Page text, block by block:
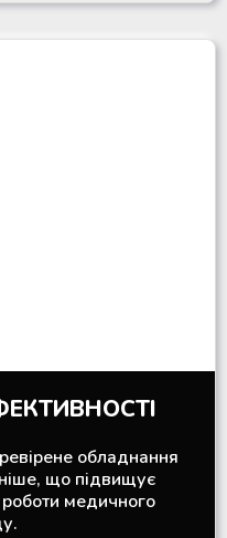
обладнання
що підвищує
медичного